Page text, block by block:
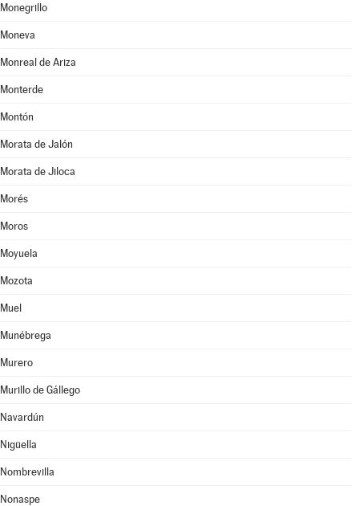
Monegrillo
Moneva
Monreal de Ariza
Monterde
Montón
Morata de Jalón
Morata de Jiloca
Morés
Moros
Moyuela
Mozota
Muel
Munébrega
Murero
Murillo de Gállego
Navardún
Nigüella
Nombrevilla
Nonaspe